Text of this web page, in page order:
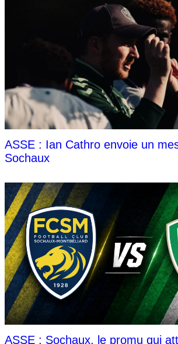
ASSE : Ian Cathro envoie un
Sochaux
ASSE : Sochaux, le promu qui